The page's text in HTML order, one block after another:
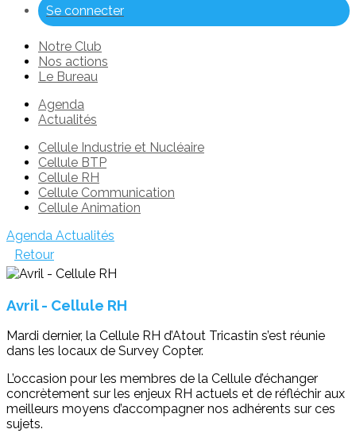
Se connecter
Notre Club
Nos actions
Le Bureau
Agenda
Actualités
Cellule Industrie et Nucléaire
Cellule BTP
Cellule RH
Cellule Communication
Cellule Animation
Agenda Actualités
Retour
Avril - Cellule RH
Mardi dernier, la Cellule RH d’Atout Tricastin s’est réunie
dans les locaux de Survey Copter.
L’occasion pour les membres de la Cellule d’échanger
concrètement sur les enjeux RH actuels et de réfléchir aux
meilleurs moyens d’accompagner nos adhérents sur ces
sujets.